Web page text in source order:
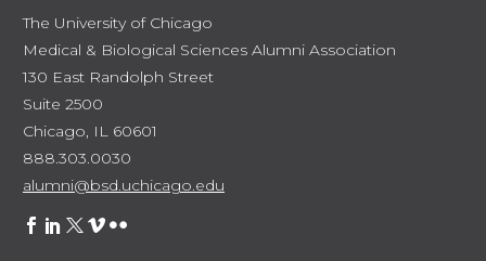
The University of Chicago
Medical & Biological Sciences Alumni Association
130 East Randolph Street
Suite 2500
Chicago, IL 60601
888.303.0030
alumni@bsd.uchicago.edu